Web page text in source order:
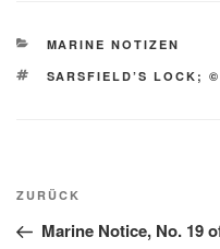
KATEGORIEN
MARINE NOTIZEN
SCHLAGWÖRTER
SARSFIELD’S LOCK;
Beitragsnavigation
Vorheriger
Beitrag
ZURÜCK
Marine Notice, No. 19